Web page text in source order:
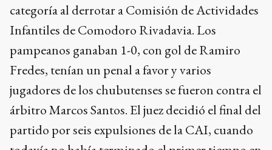
categoría al derrotar a Comisión de Actividades
Infantiles de Comodoro Rivadavia. Los
pampeanos ganaban 1-0, con gol de Ramiro
Fredes, tenían un penal a favor y varios
jugadores de los chubutenses se fueron contra el
árbitro Marcos Santos. El juez decidió el final del
partido por seis expulsiones de la CAI, cuando